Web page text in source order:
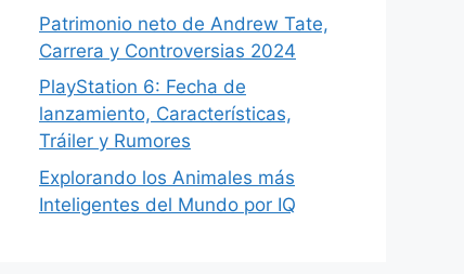
Patrimonio neto de Andrew Tate,
Carrera y Controversias 2024
PlayStation 6: Fecha de
lanzamiento, Características,
Tráiler y Rumores
Explorando los Animales más
Inteligentes del Mundo por IQ